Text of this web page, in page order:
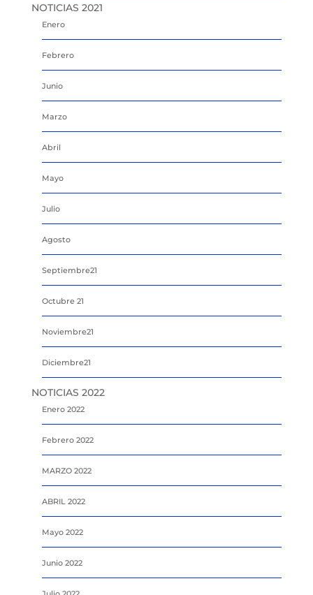
NOTICIAS 2021
Enero
Febrero
Junio
Marzo
Abril
Mayo
Julio
Agosto
Septiembre21
Octubre 21
Noviembre21
Diciembre21
NOTICIAS 2022
Enero 2022
Febrero 2022
MARZO 2022
ABRIL 2022
Mayo 2022
Junio 2022